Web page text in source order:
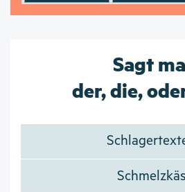
Sagt
der, die,